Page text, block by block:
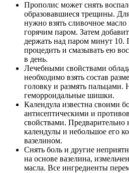
Прополис может снять
образовавшиеся трещины.
нужно взять сливочное масло
горячим паром. Затем
держать над паром минут
процедить и смазывать ею
в день.
Лечебными свойствами
необходимо взять состав
головку и размять пальцами.
геморроидальные шишки.
Календула известна своими
антисептическими и
свойствами. Предварительно
календулы и небольшое его
вазелином.
Снять боль и другие
на основе вазелина,
масла. Все ингредиенты